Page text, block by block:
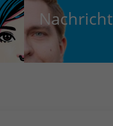
Nachricht